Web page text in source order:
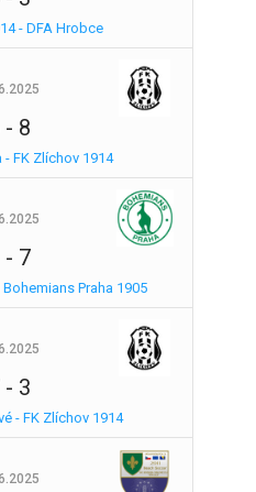
- DFA Hrobce
- 8
- FK Zlíchov 1914
- 7
Praha 1905
- 3
- FK Zlíchov 1914